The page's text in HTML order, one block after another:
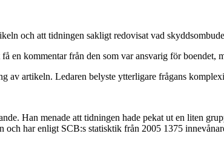
och att tidningen sakligt redovisat vad
en kommentar från den som var ansvarig för boendet,
av artikeln. Ledaren belyste ytterligare frågans
Han menade att tidningen hade pekat ut en liten
har enligt SCB:s statisktik från 2005 1375